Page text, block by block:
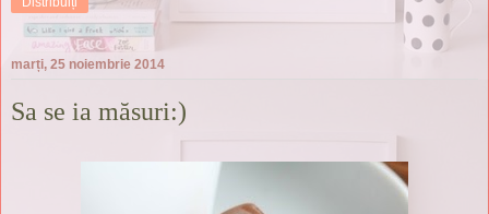
marți, 25 noiembrie 2014
Sa se ia măsuri:)